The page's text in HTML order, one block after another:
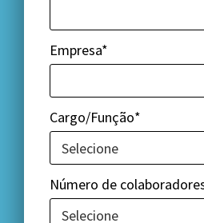
Empresa*
Cargo/Função*
Número de